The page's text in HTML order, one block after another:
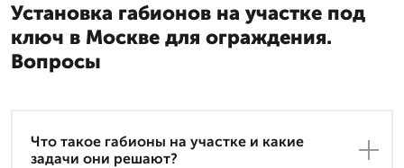
Установка габионов на участке под
ключ в Москве для ограждения.
Вопросы
Что такое габионы на участке и какие
задачи они решают?